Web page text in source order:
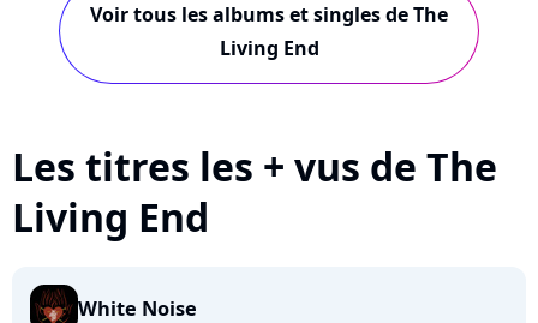
Voir tous les albums et singles de The
Living End
Les titres les + vus de The
Living End
White Noise